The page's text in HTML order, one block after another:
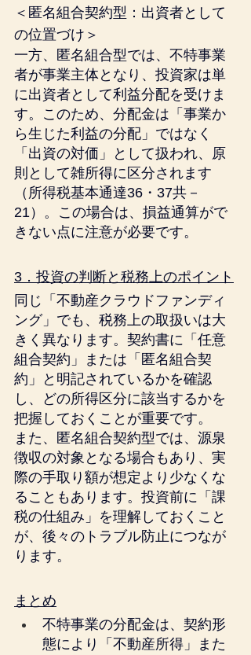
＜匿名組合契約型：出資者として
の位置づけ＞
一方、匿名組合型では、不特事業
者が事業主体となり、投資家は単
に出資者として利益分配を受けま
す。このため、分配金は「事業か
ら生じた利益の分配」ではなく
「出資の対価」として扱われ、原
則として雑所得に区分されます
（所得税基本通達36・37共－
21）。この場合は、損益通算がで
きない点に注意が必要です。
3．投資の判断と税務上のポイント
同じ「不動産クラウドファンディ
ング」でも、税務上の取扱いは大
きく異なります。契約書に「任意
組合契約」または「匿名組合契
約」と明記されているかを確認
し、どの所得区分に該当するかを
把握しておくことが重要です。
また、匿名組合契約型では、源泉
徴収の対象となる場合もあり、実
際の手取り額が想定より少なくな
ることもあります。投資前に「課
税の仕組み」を理解しておくこと
が、後々のトラブル防止につなが
ります。
まとめ
不特事業の分配金は、契約形
態により「不動産所得」また